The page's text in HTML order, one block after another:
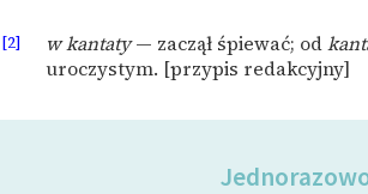
[2] w kantaty— zaczął śpiewać; od
uroczystym. [przypis redakcyjny]